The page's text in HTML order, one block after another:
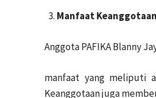
Manfaat Keanggotaan
Anggota PAFIKA Blanny
manfaat yang meliputi
Keanggotaan juga